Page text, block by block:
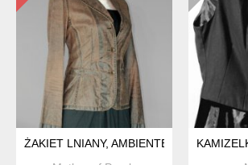
ŻAKIET LNIANY, AMBIENTE, 36